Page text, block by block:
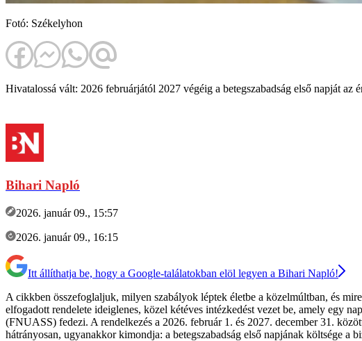
Fotó: Székelyhon
Hivatalossá vált: 2026 februárjától 2027 végéig a betegszabadság első napját az
Bihari Napló
2026. január 09., 15:57
2026. január 09., 16:15
Itt állíthatja be, hogy a Google-találatokban elöl legyen a Bihari Napló!
A cikkben összefoglaljuk, milyen szabályok léptek életbe a közelmúltban, és
elfogadott rendelete ideiglenes, közel kétéves intézkedést vezet be, amely egy
(FNUASS) fedezi. A rendelkezés a 2026. február 1. és 2027. december 31.
hátrányosan, ugyanakkor kimondja: a betegszabadság első napjának költsége a